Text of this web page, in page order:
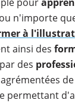
ou n'importe
à
ainsi des
des
permettant